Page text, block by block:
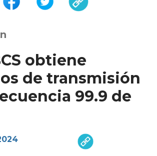
obtiene
de transmisión
99.9 de